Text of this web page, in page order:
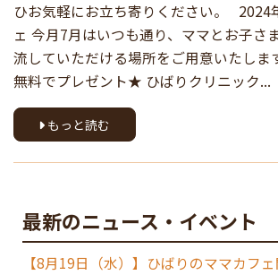
ひお気軽にお立ち寄りください。 2024
ェ 今月7月はいつも通り、ママとお子さ
流していただける場所をご用意いたしま
無料でプレゼント★ ひばりクリニック...
もっと読む
最新のニュース・イベント
【8月19日（水）】ひばりのママカフ